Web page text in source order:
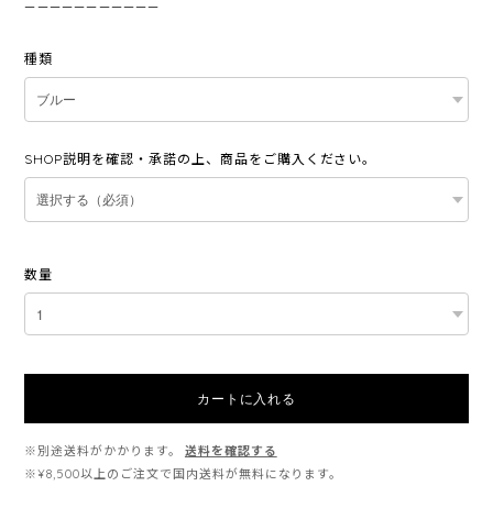
———————————
種類
SHOP説明を確認・承諾の上、商品をご購入ください。
数量
カートに入れる
※別途送料がかかります。
送料を確認する
※¥8,500以上のご注文で国内送料が無料になります。